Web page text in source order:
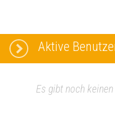
Aktive
Es gibt noch